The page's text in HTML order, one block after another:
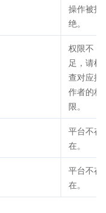
操作被拒
绝。
权限不
足，请检
查对应操
作者的权
限。
平台不存
在。
平台不存
在。